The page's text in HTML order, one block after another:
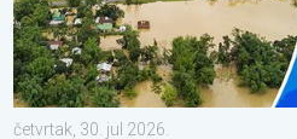
četvrtak, 30. jul 2026.